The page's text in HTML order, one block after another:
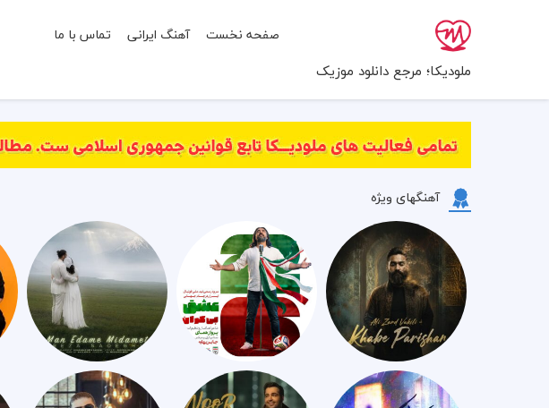
ملودیکا؛ مرجع دانلود موزیک
صفحه نخست آهنگ ایرانی تماس با ما
آهنگهای ویژه